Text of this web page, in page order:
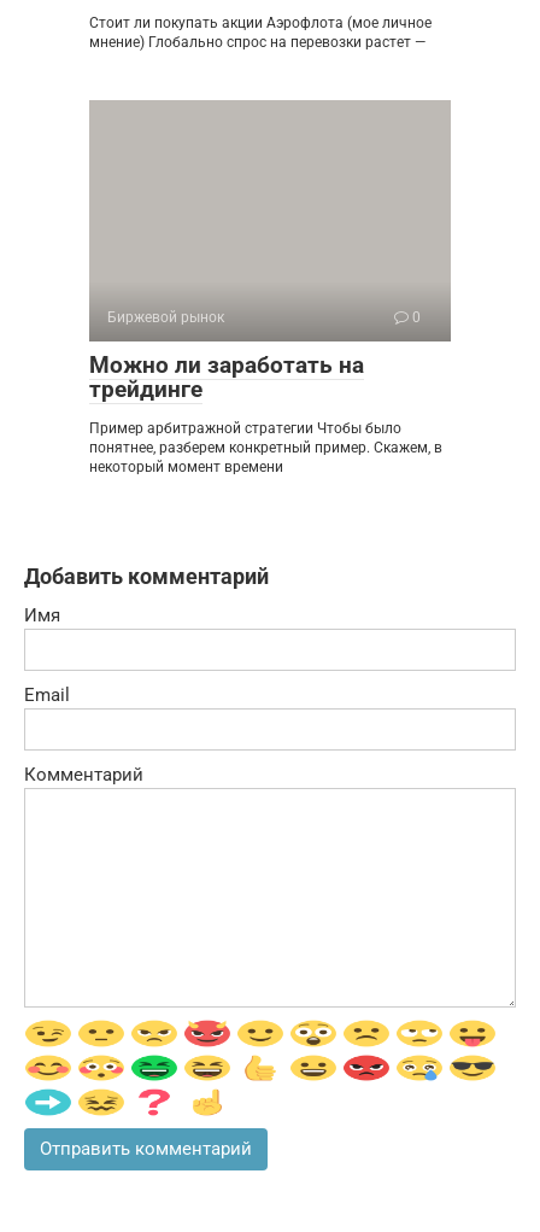
Стоит ли покупать акции Аэрофлота (мое личное
мнение) Глобально спрос на перевозки растет —
Биржевой рынок 0
Можно ли заработать на
трейдинге
Пример арбитражной стратегии Чтобы было
понятнее, разберем конкретный пример. Скажем, в
некоторый момент времени
Добавить комментарий
Имя
Email
Комментарий